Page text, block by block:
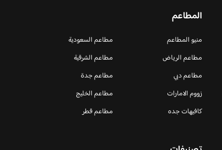
المطاعم
منيو المطاعم
مطاعم السعودية
مطاعم الرياض
مطاعم الشرقية
مطاعم دبي
مطاعم جدة
زووم الامارات
مطاعم الخليج
كافيهات جده
مطاعم قطر